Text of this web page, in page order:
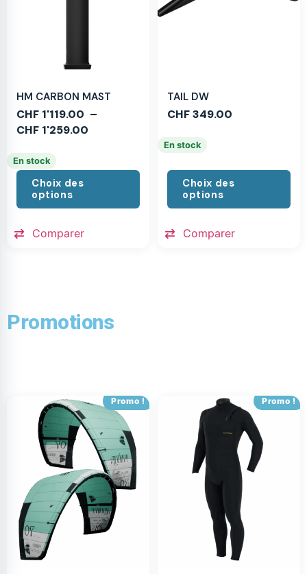
HM CARBON MAST
CHF 1'119.00 –
CHF 1'259.00
En stock
Choix des
options
Comparer
TAIL DW
CHF349.00
En stock
Choix des
options
Comparer
Promotions
Promo ! Promo !